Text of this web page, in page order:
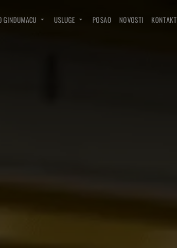
GINDUMACU USLUGE POSAO NOVOSTI KONTAKT